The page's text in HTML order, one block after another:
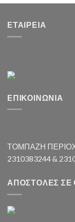
ΕΤΑΙΡΕΊΑ
ΕΠΙΚΟΙΝΩΝΊΑ
ΤΟΜΠΑΖΗ
2310383244 &
ΑΠΟΣΤΟΛΈΣ